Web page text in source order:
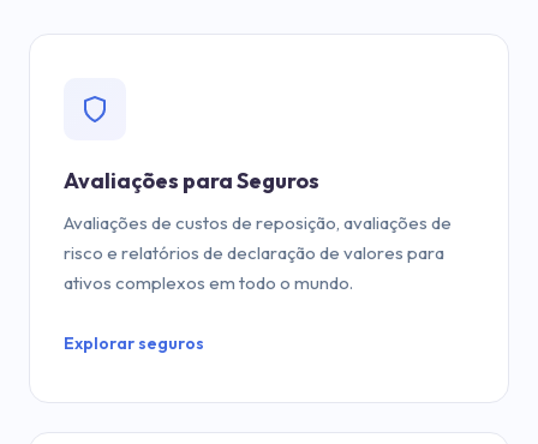
Avaliações para Seguros
Avaliações de custos de reposição, avaliações de
risco e relatórios de declaração de valores para
ativos complexos em todo o mundo.
Explorar seguros